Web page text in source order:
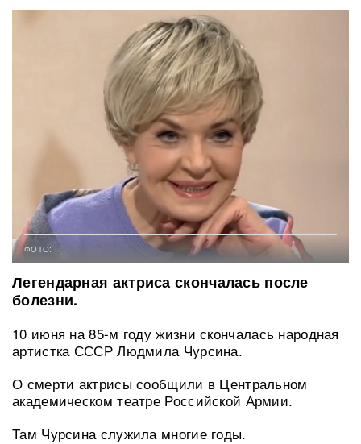
ФОТО:
Легендарная актриса скончалась после
болезни.
10 июня на 85-м году жизни скончалась народная
артистка СССР Людмила Чурсина.
О смерти актрисы сообщили в Центральном
академическом театре Российской Армии.
Там Чурсина служила многие годы.